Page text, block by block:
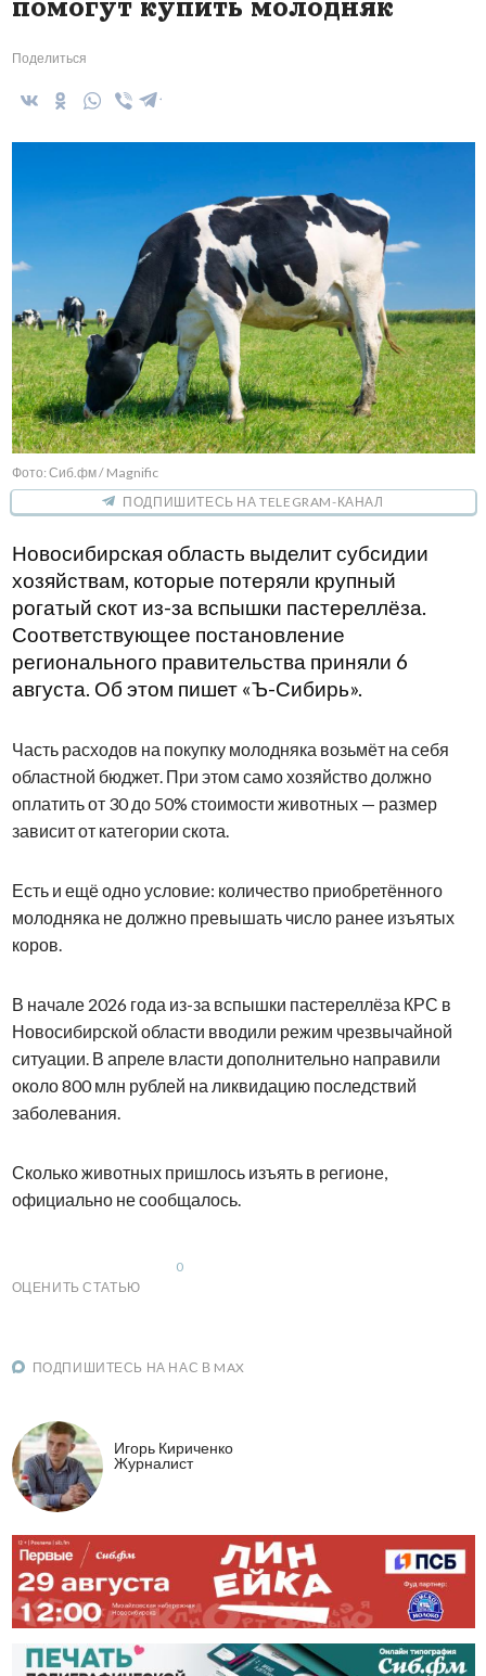
помогут купить молодняк
Поделиться
Фото: Сиб.фм / Magnific
ПОДПИШИТЕСЬ НА TELEGRAM-КАНАЛ
Новосибирская область выделит субсидии
хозяйствам, которые потеряли крупный
рогатый скот из-за вспышки пастереллёза.
Соответствующее постановление
регионального правительства приняли 6
августа. Об этом пишет «Ъ-Сибирь».
Часть расходов на покупку молодняка возьмёт на себя
областной бюджет. При этом само хозяйство должно
оплатить от 30 до 50% стоимости животных — размер
зависит от категории скота.
Есть и ещё одно условие: количество приобретённого
молодняка не должно превышать число ранее изъятых
коров.
В начале 2026 года из-за вспышки пастереллёза КРС в
Новосибирской области вводили режим чрезвычайной
ситуации. В апреле власти дополнительно направили
около 800 млн рублей на ликвидацию последствий
заболевания.
Сколько животных пришлось изъять в регионе,
официально не сообщалось.
ОЦЕНИТЬ СТАТЬЮ
0
ПОДПИШИТЕСЬ НА НАС В MAX
Игорь Кириченко
Журналист